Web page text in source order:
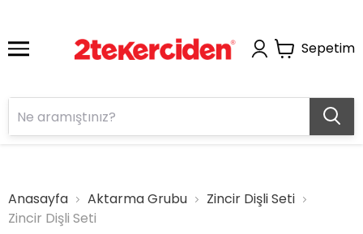
Sepetim
Anasayfa Aktarma Grubu
Zincir Dişli Seti
Zincir Dişli Seti